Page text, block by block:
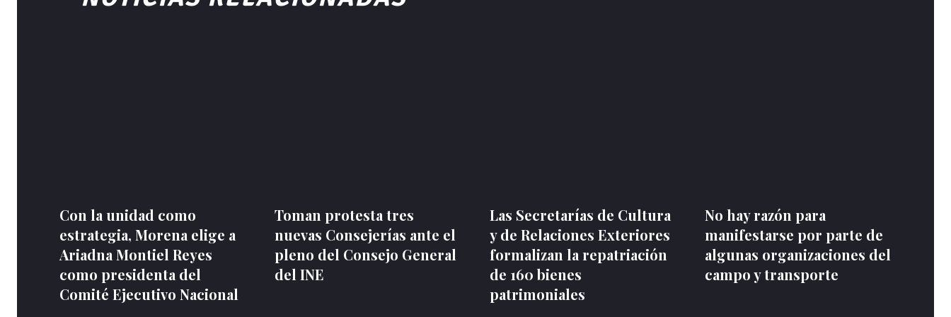
Con la unidad como
estrategia, Morena elige a
Ariadna Montiel Reyes
como presidenta del
Comité Ejecutivo Nacional
Toman protesta tres
nuevas Consejerías ante el
pleno del Consejo General
del INE
Las Secretarías de Cultura
y de Relaciones Exteriores
formalizan la repatriación
de 160 bienes
patrimoniales
No hay razón para
manifestarse por parte de
algunas organizaciones del
campo y transporte